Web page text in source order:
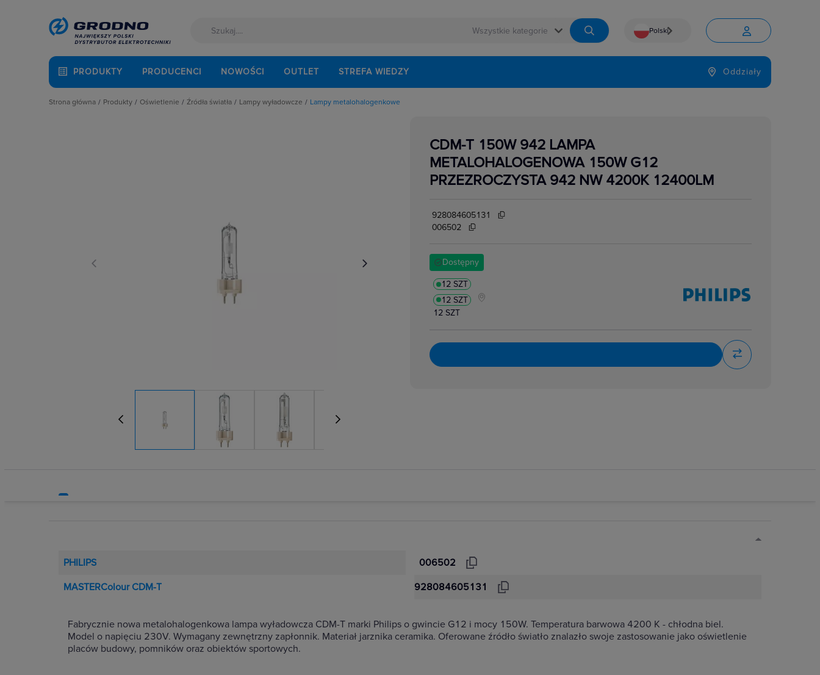
 Polski
Język

PRODUKTY PRODUCENCI NOWOŚCI OUTLET STREFA WIEDZY Oddziały
Strona główna
Produkty
Oświetlenie
Źródła światła
Lampy wyładowcze
Lampy metalohalogenkowe
CDM-T 150W 942 LAMPA
METALOHALOGENOWA 150W G12
PRZEZROCZYSTA 942 NW 4200K 12400LM
928084605131
006502
Dostępny
12 SZT
12 SZT
12 SZT
PHILIPS
006502
MASTERColour CDM-T
928084605131
Fabrycznie nowa metalohalogenkowa lampa wyładowcza CDM-T marki Philips o gwincie G12 i mocy 150W. Temperatura barwowa 4200 K - chłodna biel.
Model o napięciu 230V. Wymagany zewnętrzny zapłonnik. Materiał jarznika ceramika. Oferowane źródło światło znalazło swoje zastosowanie jako oświetlenie
placów budowy, pomników oraz obiektów sportowych.